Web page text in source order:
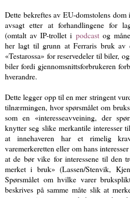
Dette bekreftes av EU-domstolens dom i
avsagt etter at forhandlingene for
(omtalt av IP-trollet i podcastog
her lagt til grunn at Ferraris bruk av
«Testarossa» for reservedeler til biler,
biler fordi gjennomsnittsforbrukeren
hverandre.
Dette legger opp til en mer stringent
tilnærmingen, hvor spørsmålet om
som en «interesseavveining, der
knytter seg slike merkantile interesser
at innehaveren har et rimelig
varemerkeretten eller om hans
at de bør vike for interessene til den
merket i bruk» (Lassen/Stenvik,
Spørsmålet om hvilke varer
beskrives på samme måte slik at